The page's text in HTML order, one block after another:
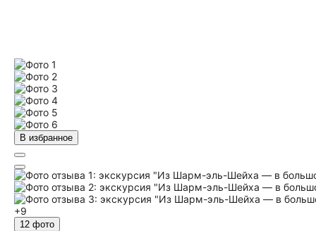
В избранное
+9
12 фото